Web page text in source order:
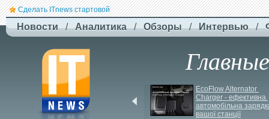
Сделать ITnews стартовой
Новости / Аналитика / Обзоры / Интервью /
нової серії станцій -
STREAM 5000
EcoFlow Alternator
Charger - ефективна
автомобільна
вашої станції